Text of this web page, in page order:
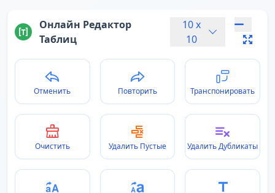
Онлайн Редактор
Таблиц
10x
10
Отменить Повторить Транспонировать
Очистить Удалить Пустые Удалить Дубликаты